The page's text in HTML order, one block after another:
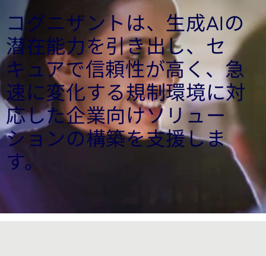
コグニザントは、生成AIの
潜在能力を引き出し、セ
キュアで信頼性が高く、急
速に変化する規制環境に対
応した企業向けソリュー
ションの構築を支援しま
す。